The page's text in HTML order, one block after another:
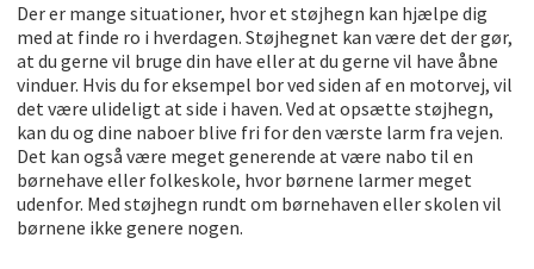
Der er mange situationer, hvor et støjhegn kan hjælpe dig
med at finde ro i hverdagen. Støjhegnet kan være det der gør,
at du gerne vil bruge din have eller at du gerne vil have åbne
vinduer. Hvis du for eksempel bor ved siden af en motorvej, vil
det være ulideligt at side i haven. Ved at opsætte støjhegn,
kan du og dine naboer blive fri for den værste larm fra vejen.
Det kan også være meget generende at være nabo til en
børnehave eller folkeskole, hvor børnene larmer meget
udenfor. Med støjhegn rundt om børnehaven eller skolen vil
børnene ikke genere nogen.